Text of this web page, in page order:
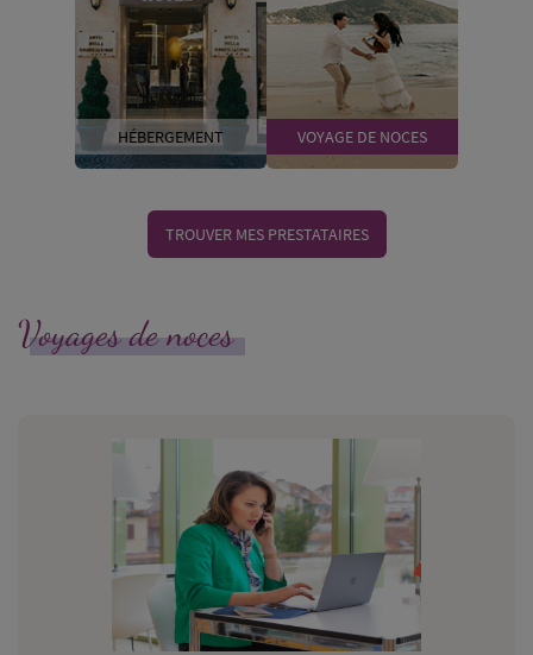
HÉBERGEMENT VOYAGE DE NOCES
TROUVER MES PRESTATAIRES
Voyages de noces